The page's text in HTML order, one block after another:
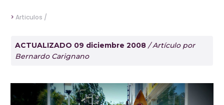
> Articulos /
ACTUALIZADO 09 diciembre 2008 / Artículo por
Bernardo Carignano